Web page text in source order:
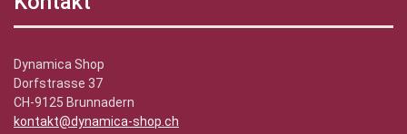
Dynamica Shop
Dorfstrasse 37
CH-9125 Brunnadern
kontakt@dynamica-shop.ch